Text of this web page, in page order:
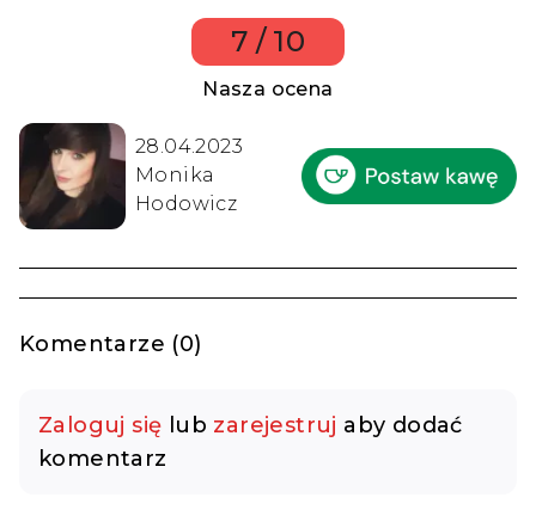
7 / 10
Nasza ocena
28.04.2023
Monika
Hodowicz
Komentarze (0)
Zaloguj się lub zarejestruj aby dodać
komentarz